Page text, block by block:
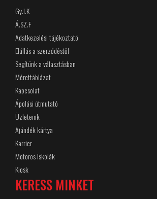
Gy.I.K
Á.SZ.F
Adatkezelési tájékoztató
Elállás a szerződéstől
Segítünk a választásban
Mérettáblázat
Kapcsolat
Ápolási útmutató
Üzleteink
Ajándék kártya
Karrier
Motoros Iskolák
Kiosk
KERESS MINKET